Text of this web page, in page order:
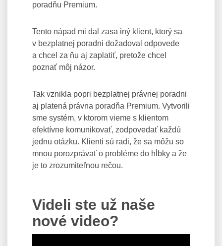
poradňu Premium.
Tento nápad mi dal zasa iný klient, ktorý sa
v bezplatnej poradni dožadoval odpovede
a chcel za ňu aj zaplatiť, pretože chcel
poznať môj názor.
Tak vznikla popri bezplatnej právnej poradni
aj platená právna poradňa Premium. Vytvorili
sme systém, v ktorom vieme s klientom
efektívne komunikovať, zodpovedať každú
jednu otázku. Klienti sú radi, že sa môžu so
mnou porozprávať o probléme do hĺbky a že
je to zrozumiteľnou rečou.
Videli ste už naše
nové video?